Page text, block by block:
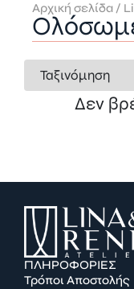
Αρχική σελίδα /
Δεν
ΠΛΗΡΟΦΟΡΙΕΣ
Τρόποι Αποστολής